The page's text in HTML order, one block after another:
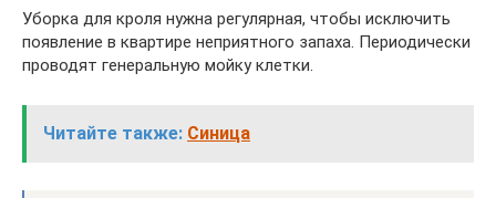
Уборка для кроля нужна регулярная, чтобы исключить
появление в квартире неприятного запаха. Периодически
проводят генеральную мойку клетки.
Читайте также: Синица